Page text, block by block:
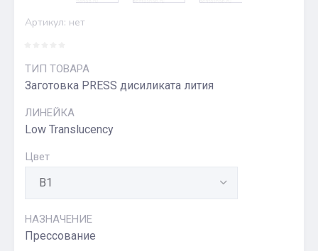
Артикул: нет
ТИП ТОВАРА
Заготовка PRESS дисиликата лития
ЛИНЕЙКА
Low Translucency
Цвет
НАЗНАЧЕНИЕ
Прессование